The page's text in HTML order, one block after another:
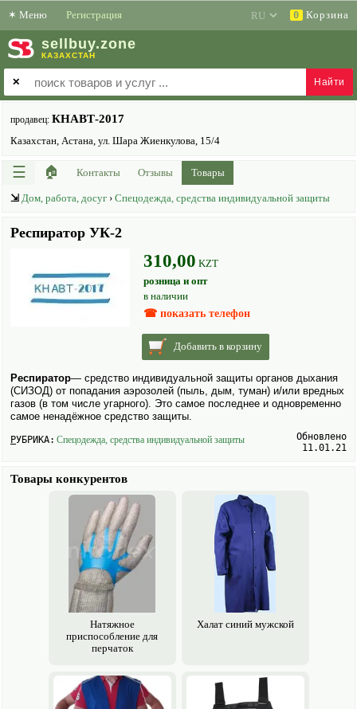
✶ Меню Регистрация 0 Корзина
sell buy.zone
КАЗАХСТАН
✕
продавец: КНАВТ-2017
Казахстан, Астана, ул. Шара Жиенкулова, 15/4
☰ 🏠 Контакты Отзывы Товары
⇲ Дом, работа, досуг › Спецодежда, средства индивидуальной защиты
Респиратор УК-2
310,00 KZT
розница и опт
в наличии
☎ показать телефон
Добавить в корзину
Респиратор— средство индивидуальной защиты органов дыхания
(СИЗОД) от попадания аэрозолей (пыль, дым, туман) и/или вредных
газов (в том числе угарного). Это самое последнее и одновременно
самое ненадёжное средство защиты.
РУБРИКА: Спецодежда, средства индивидуальной защиты
Обновлено
11.01.21
Товары конкурентов
Натяжное
приспособление для
перчаток
Халат синий мужской